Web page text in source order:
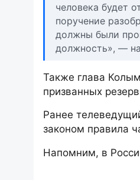
человека будет
поручение
должны были
должность», —
Также глава
призванных
Ранее
законом правила
Напомним, в